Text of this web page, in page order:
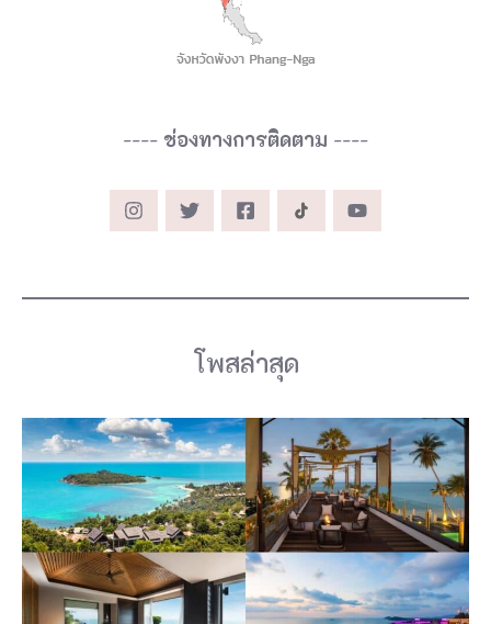
---- ช่องทางการติดตาม ----
โพสล่าสุด